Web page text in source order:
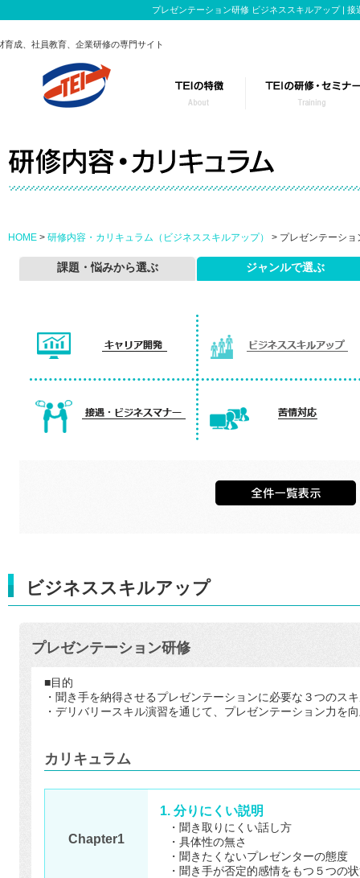
プレゼンテーション研修 ビジネススキルアップ |
育成、社員教育、企業研修の専門サイト
研修のポイント
HOME > 研修内容・カリキュラム（ビジネススキルアップ） > プレゼンテーショ
課題・悩みから選ぶ ジャンルで選ぶ
ビジネススキルアップ
プレゼンテーション研修
■目的
・聞き手を納得させるプレゼンテーションに必要な３つのス
・デリバリースキル演習を通じて、プレゼンテーション力を
カリキュラム
Chapter1
1. 分りにくい説明
・聞き取りにくい話し方
・具体性の無さ
・聞きたくないプレゼンターの態度
・聞き手が否定的感情をもつ５つの